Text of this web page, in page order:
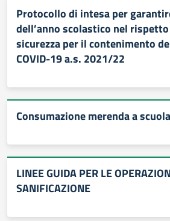
Protocollo di intesa per
dell’anno scolastico nel
sicurezza per il contenimento
COVID-19 a.s. 2021/22
Consumazione merenda a
LINEE GUIDA PER LE
SANIFICAZIONE